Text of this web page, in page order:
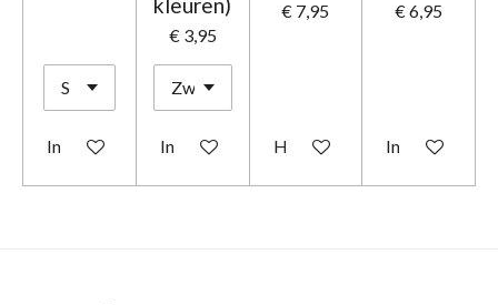
In winkelwagen
kleuren)
€ 3,95
In winkelwagen
€ 7,95
Houd mij op de hoogte
€ 6,95
In